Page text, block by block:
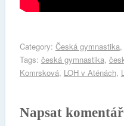
Category: Česká gymnastika,
Tags: česká gymnastika,
Komrsková, LOH v Aténách,
Napsat komentář